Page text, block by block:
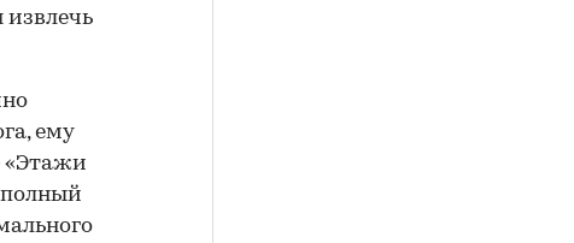
извлечь
ему
«Этажи
полный